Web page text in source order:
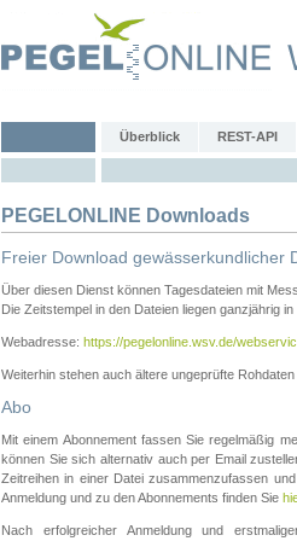
Überblick REST-API
PEGELONLINE Downloads
Freier Download gewässerkundlicher
Über diesen Dienst können Tagesdateien mit
Die Zeitstempel in den Dateien liegen ganzjährig
Webadresse: https://pegelonline.wsv.de/
Weiterhin stehen auch ältere ungeprüfte
Abo
Mit einem Abonnement fassen Sie regelmäßig
können Sie sich alternativ auch per Email
Zeitreihen in einer Datei zusammenzufassen
Anmeldung und zu den Abonnements finden Sie
Nach erfolgreicher Anmeldung und